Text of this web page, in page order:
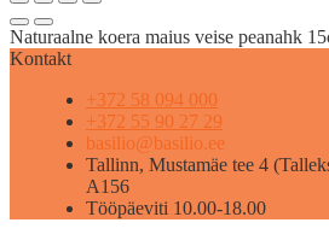
Naturaalne koera maius veise peanahk
Kontakt
+372 58 094 000
+372 55 90 27 29
basilio@basilio.ee
Tallinn, Mustamäe tee 4
A156
Tööpäeviti 10.00-18.00